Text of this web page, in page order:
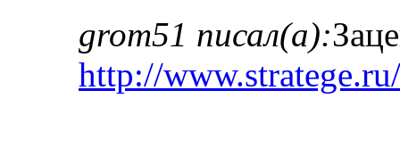
grom51 писал(а):
http://